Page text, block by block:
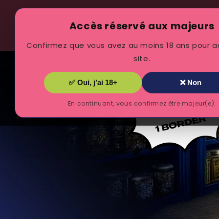
passer
au
SHOP C'LIVRÉ FIDÉLITÉ INFOS
Accès réservé aux majeurs
Confirmez que vous avez au moins 18 ans pour
site.
✅ Oui, j’ai 18+ ❌ Non
En continuant, vous confirmez être majeur(e).